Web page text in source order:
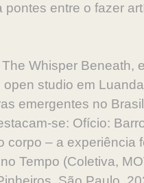
entre o fazer
Whisper Beneath,
studio em
emergentes no
se: Ofício:
corpo – a experiência
Tempo (Coletiva,